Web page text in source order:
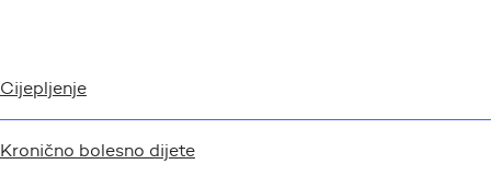
Cijepljenje
Kronično bolesno dijete